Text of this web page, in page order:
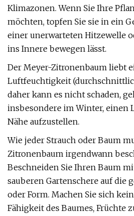
Klimazonen. Wenn Sie Ihre
möchten, topfen Sie sie in ein
einer unerwarteten Hitzewelle
ins Innere bewegen lässt.
Der Meyer-Zitronenbaum liebt
Luftfeuchtigkeit
daher kann es nicht schaden,
insbesondere im Winter, einen
Nähe aufzustellen.
Wie jeder Strauch oder Baum
Zitronenbaum irgendwann
Beschneiden Sie Ihren Baum
sauberen Gartenschere auf die
oder Form. Machen Sie sich
Fähigkeit des Baumes, Früchte